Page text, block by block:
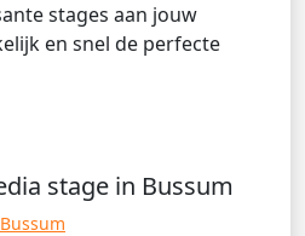
stages aan jouw
en snel de perfecte
stage in Bussum